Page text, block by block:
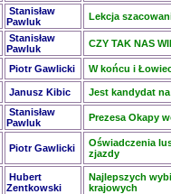
Stanisław
Pawluk
Lekcja
Stanisław
Pawluk
CZY TAK NAS
Piotr Gawlicki W końcu i
Janusz Kibic Jest kandydat
Stanisław
Pawluk
Prezesa Okapy
Piotr Gawlicki
Oświadczenia
zjazdy
Hubert
Zentkowski
Najlepszych
krajowych